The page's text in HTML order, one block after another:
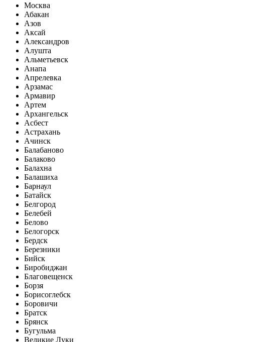
Москва
Абакан
Азов
Аксай
Александров
Алушта
Альметьевск
Анапа
Апрелевка
Арзамас
Армавир
Артем
Архангельск
Асбест
Астрахань
Ачинск
Балабаново
Балаково
Балахна
Балашиха
Барнаул
Батайск
Белгород
Белебей
Белово
Белогорск
Бердск
Березники
Бийск
Биробиджан
Благовещенск
Борзя
Борисоглебск
Боровичи
Братск
Брянск
Бугульма
Великие Луки